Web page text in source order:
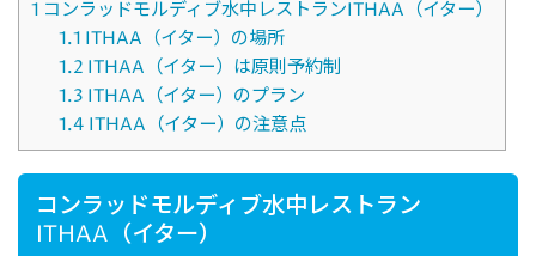
1 コンラッドモルディブ水中レストランITHAA（イター）
1.1 ITHAA（イター）の場所
1.2 ITHAA（イター）は原則予約制
1.3 ITHAA（イター）のプラン
1.4 ITHAA（イター）の注意点
コンラッドモルディブ水中レストラン
ITHAA（イター）